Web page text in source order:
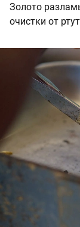
Золото
очистки от